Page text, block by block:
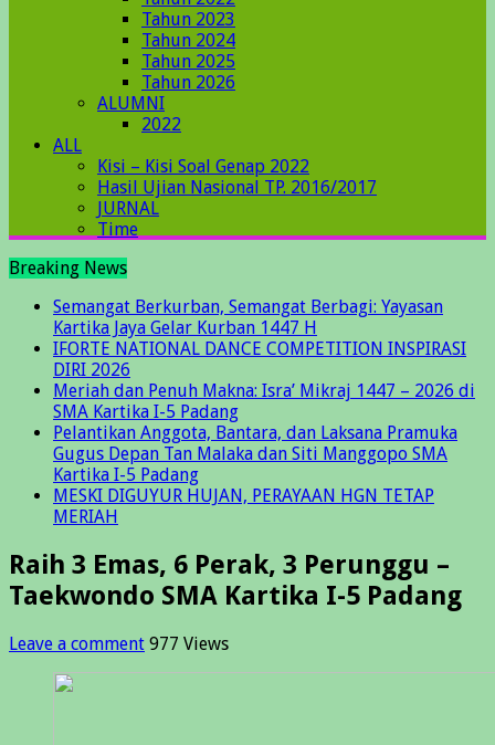
Tahun 2023
Tahun 2024
Tahun 2025
Tahun 2026
ALUMNI
2022
ALL
Kisi – Kisi Soal Genap 2022
Hasil Ujian Nasional TP. 2016/2017
JURNAL
Time
Breaking News
Semangat Berkurban, Semangat Berbagi: Yayasan
Kartika Jaya Gelar Kurban 1447 H
IFORTE NATIONAL DANCE COMPETITION INSPIRASI
DIRI 2026
Meriah dan Penuh Makna: Isra’ Mikraj 1447 – 2026 di
SMA Kartika I-5 Padang
Pelantikan Anggota, Bantara, dan Laksana Pramuka
Gugus Depan Tan Malaka dan Siti Manggopo SMA
Kartika I-5 Padang
MESKI DIGUYUR HUJAN, PERAYAAN HGN TETAP
MERIAH
Raih 3 Emas, 6 Perak, 3 Perunggu –
Taekwondo SMA Kartika I-5 Padang
Leave a comment 977 Views